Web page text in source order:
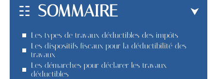
SOMMAIRE
Les types de travaux déductibles des impôts
Les dispositifs fiscaux pour la déductibilité des
travaux
Les démarches pour déclarer les travaux
déductibles